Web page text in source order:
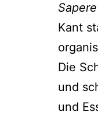
Kant
Die
und
und